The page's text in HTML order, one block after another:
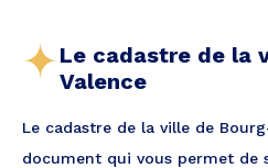
Le cadastre de la
Valence
Le cadastre de la ville de
document qui vous permet de